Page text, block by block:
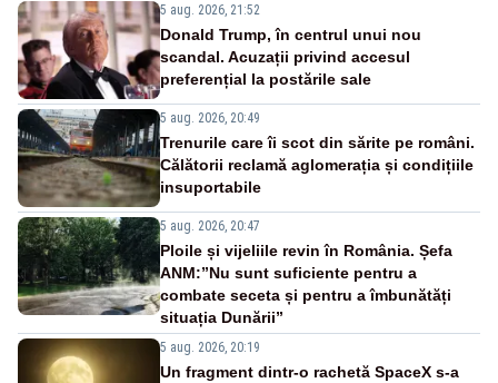
5 aug. 2026, 21:52
Donald Trump, în centrul unui nou
scandal. Acuzații privind accesul
preferențial la postările sale
5 aug. 2026, 20:49
Trenurile care îi scot din sărite pe români.
Călătorii reclamă aglomerația și condițiile
insuportabile
5 aug. 2026, 20:47
Ploile și vijeliile revin în România. Șefa
ANM:”Nu sunt suficiente pentru a
combate seceta și pentru a îmbunătăți
situația Dunării”
5 aug. 2026, 20:19
Un fragment dintr-o rachetă SpaceX s-a